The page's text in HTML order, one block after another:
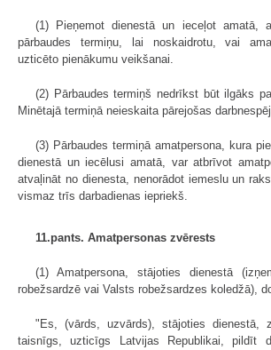
(1) Pieņemot dienestā un ieceļot amatā,
pārbaudes termiņu, lai noskaidrotu, vai
uzticēto pienākumu veikšanai.
(2) Pārbaudes termiņš nedrīkst būt ilgāks
Minētajā termiņā neieskaita pārejošas
(3) Pārbaudes termiņā amatpersona, kura
dienestā un iecēlusi amatā, var atbrīvot
atvaļināt no dienesta, nenorādot iemeslu un
vismaz trīs darbadienas iepriekš.
11.pants. Amatpersonas zvērests
(1) Amatpersona, stājoties dienestā
robežsardzē vai Valsts robežsardzes koledžā),
"Es, (vārds, uzvārds), stājoties dienestā,
taisnīgs, uzticīgs Latvijas Republikai, pildīt